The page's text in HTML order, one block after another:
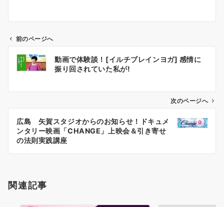
ビ
ン
前のページへ
動画で体験談！[イルチブレインヨガ] 感情に
振り回されていた私が!
次のページへ
広島 矢賀スタジオからのお知らせ！ドキュメ
ンタリー映画「CHANGE」上映会＆引き寄せ
の法則実践講座
関連記事